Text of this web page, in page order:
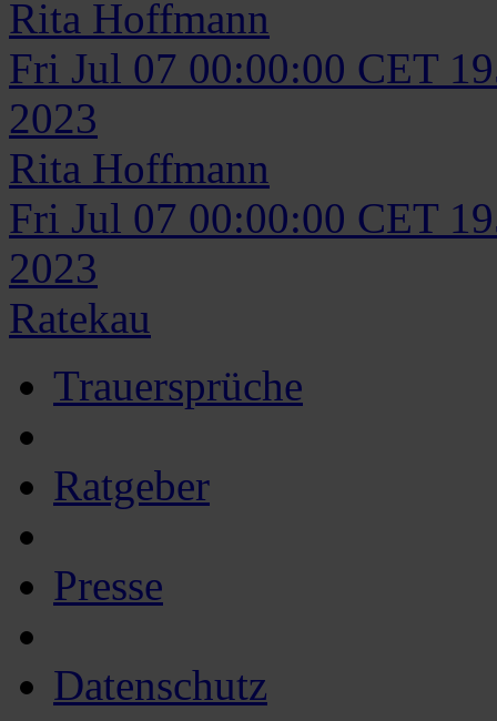
Rita Hoffmann
Fri Jul 07 00:00:00 CET
2023
Rita Hoffmann
Fri Jul 07 00:00:00 CET
2023
Ratekau
Trauersprüche
Ratgeber
Presse
Datenschutz